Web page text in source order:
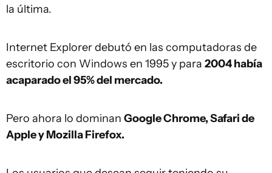
la última.
Internet Explorer debutó en las computadoras de
escritorio con Windows en 1995 y para 2004 había
acaparado el 95% del mercado.
Pero ahora lo dominan Google Chrome, Safari de
Apple y Mozilla Firefox.